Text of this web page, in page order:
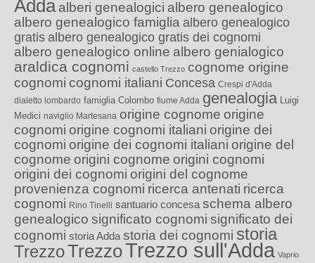
Adda alberi genealogici albero genealogico
albero genealogico famiglia albero genealogico
gratis albero genealogico gratis dei cognomi
albero genealogico online albero genialogico
araldica cognomi castello Trezzo cognome origine
cognomi cognomi italiani Concesa Crespi d'Adda
dialetto lombardo famiglia Colombo fiume Adda genealogia Luigi
Medici naviglio Martesana origine cognome origine
cognomi origine cognomi italiani origine dei
cognomi origine dei cognomi italiani origine del
cognome origini cognome origini cognomi
origini dei cognomi origini del cognome
provenienza cognomi ricerca antenati ricerca
cognomi Rino Tinelli santuario concesa schema albero
genealogico significato cognomi significato dei
cognomi storia Adda storia dei cognomi storia
TrezzoTrezzoTrezzo sull'Adda Vaprio